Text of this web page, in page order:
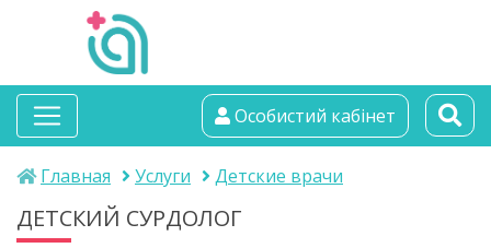
альтамедика
медичний центр
Особистий кабінет
Главная Услуги Детские врачи
ДЕТСКИЙ СУРДОЛОГ